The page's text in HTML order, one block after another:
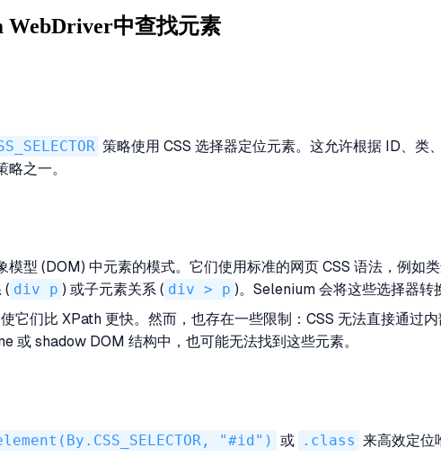
WebDriver中查找元素
策略使用 CSS 选择器定位元素。这允许根据 ID、类
之一。
型 (DOM) 中元素的模式。它们使用标准的网页 CSS 语法，例如
( div p ) 或子元素关系 ( div > p )。Selenium 会将这些选择器转
它们比 XPath 更快。然而，也存在一些限制：CSS 无法直接通过
或 shadow DOM 结构中，也可能无法找到这些元素。
"#id") 或 .class 来高效定位